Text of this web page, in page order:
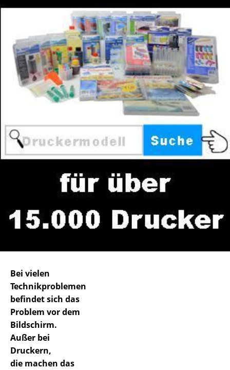
Bei vielen
Technikproblemen
befindet sich das
Problem vor dem
Bildschirm.
Außer bei
Druckern,
die machen das